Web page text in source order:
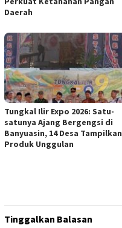
Daerah
Tungkal Ilir Expo 2026: Satu-
satunya Ajang Bergengsi di
Banyuasin, 14 Desa Tampilkan
Produk Unggulan
Tinggalkan Balasan